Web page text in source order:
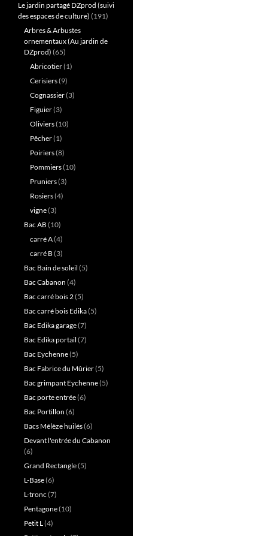
Le jardin partagé DZprod (suivi
des espaces de culture) (191)
Arbres & Arbustes
ornementaux (Au jardin de
DZprod) (65)
Abricotier(1)
Cerisiers(9)
Cognassier(3)
Figuier(3)
Oliviers(10)
Pêcher(1)
Poiriers(8)
Pommiers(10)
Pruniers(3)
Rosiers(4)
vigne(3)
Bac AB (10)
carré A(4)
carré B (3)
Bac Bain de soleil (5)
Bac Cabanon (4)
Bac carré bois 2(5)
Bac carré bois Edika(5)
Bac Edika garage(7)
Bac Edika portail (7)
Bac Eychenne(5)
Bac Fabrice du Mûrier(5)
Bac grimpant Eychenne(5)
Bac porte entrée(6)
Bac Portillon (6)
Bacs Mélèze huilés(6)
Devant l'entrée du Cabanon
(6)
Grand Rectangle(5)
L-Base(6)
L-tronc (7)
Pentagone(10)
Petit L(4)